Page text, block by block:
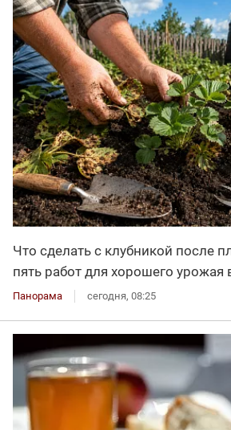
Что сделать с клубникой после
пять работ для хорошего
Панорама сегодня, 08:25